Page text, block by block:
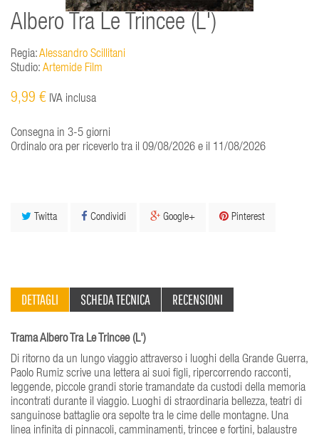
Albero Tra Le Trincee (L')
Regia:Alessandro Scillitani
Studio: Artemide Film
9,99 € IVA inclusa
Consegna in 3-5 giorni
Ordinalo ora per riceverlo tra il 09/08/2026 e il 11/08/2026
Twitta Condividi Google+ Pinterest
DETTAGLI SCHEDA TECNICA RECENSIONI
Trama Albero Tra Le Trincee (L')
Di ritorno da un lungo viaggio attraverso i luoghi della Grande Guerra,
Paolo Rumiz scrive una lettera ai suoi figli, ripercorrendo racconti,
leggende, piccole grandi storie tramandate da custodi della memoria
incontrati durante il viaggio. Luoghi di straordinaria bellezza, teatri di
sanguinose battaglie ora sepolte tra le cime delle montagne. Una
linea infinita di pinnacoli, camminamenti, trincee e fortini, balaustre